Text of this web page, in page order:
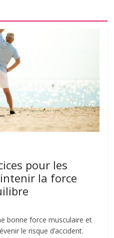
pour les
la force
bonne force musculaire et
le risque d’accident.